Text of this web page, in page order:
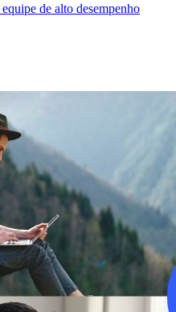
de alto desempenho